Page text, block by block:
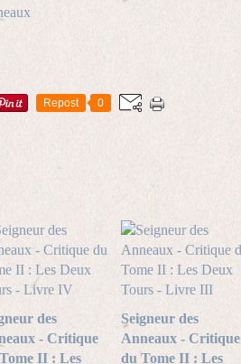
Repost 0
des
- Critique
II : Les
Seigneur des
Anneaux - Critique
du Tome II : Les